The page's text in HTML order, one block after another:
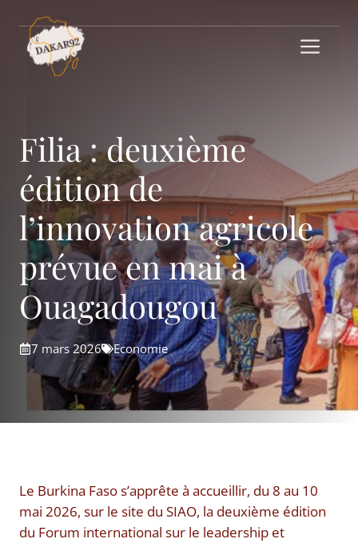
contenu
Filia : deuxième
édition de
l’innovation agricole
prévue en mai à
Ouagadougou
7 mars 2026 Economie
Le Burkina Faso s’apprête à accueillir, du 8 au 10
mai 2026, sur le site du SIAO, la deuxième édition
du Forum international sur le leadership et